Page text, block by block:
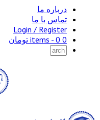
درباره ما
تماس با ما
Login / Register
0 items -
0 تومان